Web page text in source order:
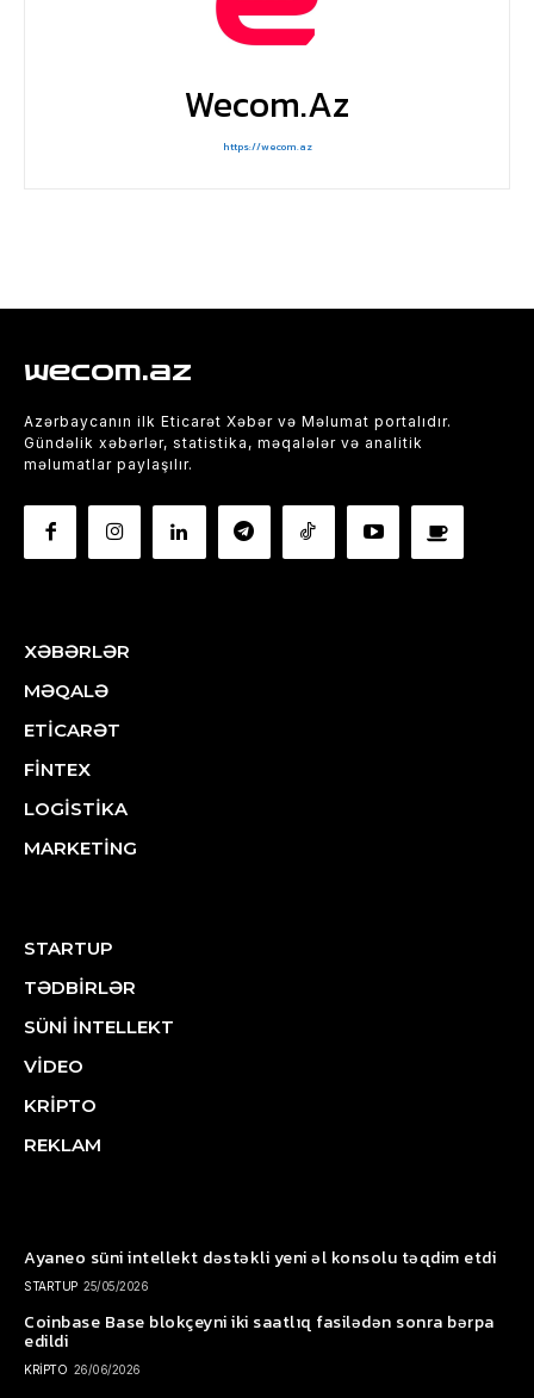
Wecom.az
https://wecom.az
wecom.az
Azərbaycanın ilk Eticarət Xəbər və Məlumat portalıdır.
Gündəlik xəbərlər, statistika, məqalələr və analitik
məlumatlar paylaşılır.
XƏBƏRLƏR
MƏQALƏ
ETİCARƏT
FİNTEX
LOGİSTİKA
MARKETİNG
STARTUP
TƏDBİRLƏR
SÜNİ İNTELLEKT
VİDEO
KRİPTO
REKLAM
Ayaneo süni intellekt dəstəkli yeni əl konsolu təqdim etdi
STARTUP 25/05/2026
Coinbase Base blokçeyni iki saatlıq fasilədən sonra bərpa
edildi
KRİPTO 26/06/2026